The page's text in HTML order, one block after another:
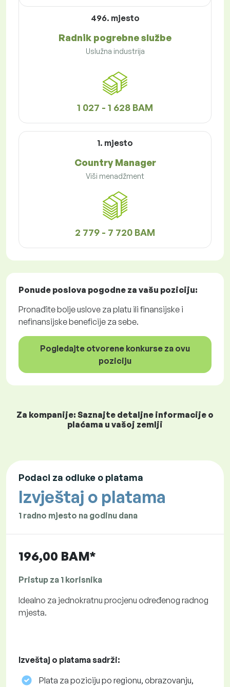
496. mjesto
Radnik pogrebne službe
Uslužna industrija
1 027 - 1 628 BAM
1. mjesto
Country Manager
Viši menadžment
2 779 - 7 720 BAM
Ponude poslova pogodne za vašu poziciju:
Pronađite bolje uslove za platu ili finansijske i
nefinansijske beneficije za sebe.
Pogledajte otvorene konkurse za ovu
poziciju
Za kompanije: Saznajte detaljne informacije o
plaćama u vašoj zemlji
Podaci za odluke o platama
Izvještaj o platama
1 radno mjesto na godinu dana
196,00 BAM*
Pristup za 1 korisnika
Idealno za jednokratnu procjenu određenog radnog
mjesta.
Izveštaj o platama sadrži:
Plata za poziciju po regionu, obrazovanju,